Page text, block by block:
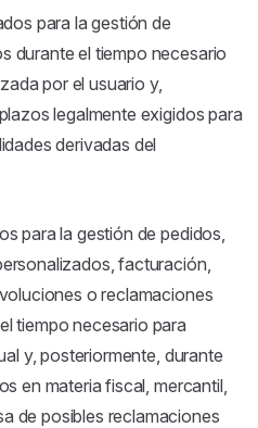
para la gestión de
durante el tiempo necesario
por el usuario y,
legalmente exigidos para
derivadas del
para la gestión de pedidos,
facturación,
o reclamaciones
tiempo necesario para
y, posteriormente, durante
en materia fiscal, mercantil,
de posibles reclamaciones